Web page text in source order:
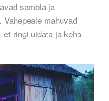
sambla ja
Vahepeale mahuvad
et ringi uidata ja keha